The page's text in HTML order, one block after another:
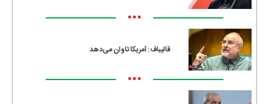
•••
قالیباف: آمریکا تاوان می‌دهد
•••